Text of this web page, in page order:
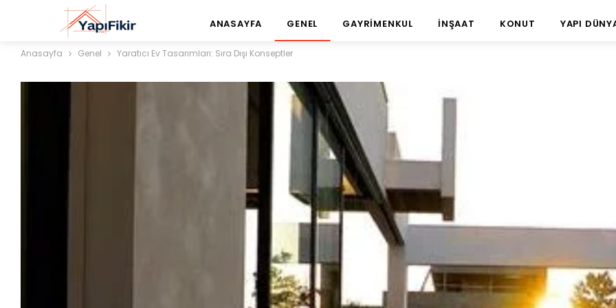
ANASAYFA GENEL GAYRIMENKUL İNŞAAT KONUT YAPI
Anasayfa Genel Yaratıcı Ev Tasarımları: Sıra Dışı Konseptler